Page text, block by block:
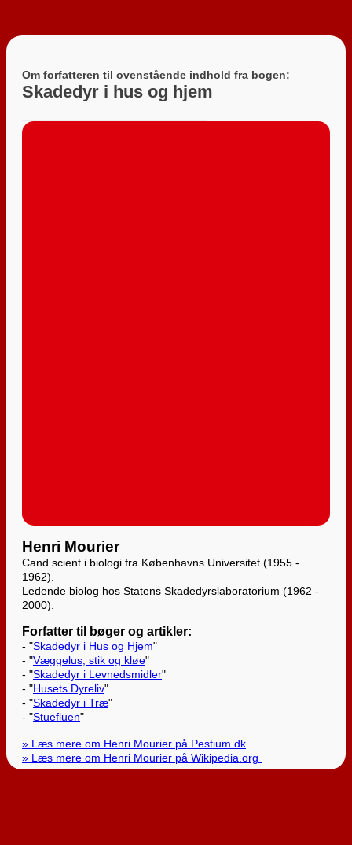
Om forfatteren til ovenstående indhold fra bogen:
Skadedyr i hus og hjem
Henri Mourier
Cand.scient i biologi fra Københavns Universitet (1955 -
1962).
Ledende biolog hos Statens Skadedyrslaboratorium (1962 -
2000).
Forfatter til bøger og artikler:
- "Skadedyr i Hus og Hjem"
- "Væggelus, stik og kløe"
- "Skadedyr i Levnedsmidler"
- "Husets Dyreliv"
- "Skadedyr i Træ"
- "Stuefluen"
» Læs mere om Henri Mourier på Pestium.dk
» Læs mere om Henri Mourier på Wikipedia.org